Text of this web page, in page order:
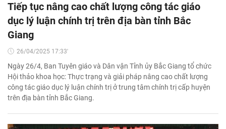
Tiếp tục nâng cao chất lượng công tác giáo
dục lý luận chính trị trên địa bàn tỉnh Bắc
Giang
26/04/2025 17:33'
Ngày 26/4, Ban Tuyên giáo và Dân vận Tỉnh ủy Bắc Giang tổ chức
Hội thảo khoa học: Thực trạng và giải pháp nâng cao chất lượng
công tác giáo dục lý luận chính trị ở trung tâm chính trị cấp huyện
trên địa bàn tỉnh Bắc Giang.